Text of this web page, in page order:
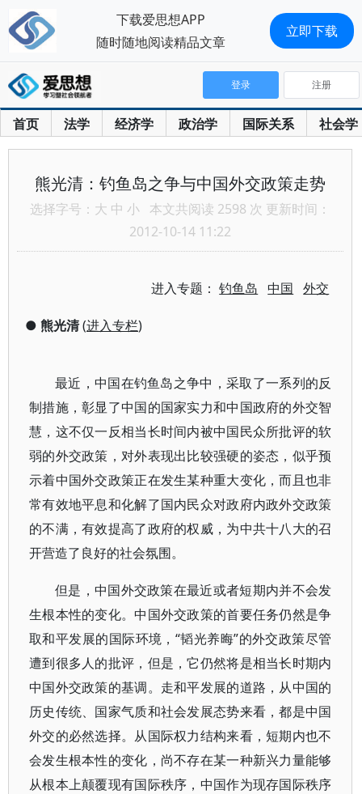
首页 法学 经济学 政治学 国际关系 社会学
登录 注册
熊光清：钓鱼岛之争与中国外交政策走势
选择字号： 大 中 小 本文共阅读 2598 次 更新时间：
2012-10-14 11:22
进入专题：钓鱼岛 中国 外交
● 熊光清(进入专栏)
最近，中国在钓鱼岛之争中，采取了一系列的反
制措施，彰显了中国的国家实力和中国政府的外交智
慧，这不仅一反相当长时间内被中国民众所批评的软
弱的外交政策，对外表现出比较强硬的姿态，似乎预
示着中国外交政策正在发生某种重大变化，而且也非
常有效地平息和化解了国内民众对政府内政外交政策
的不满，有效提高了政府的权威，为中共十八大的召
开营造了良好的社会氛围。
但是，中国外交政策在最近或者短期内并不会发
生根本性的变化。中国外交政策的首要任务仍然是争
取和平发展的国际环境，“韬光养晦”的外交政策尽管
遭到很多人的批评，但是，它仍然将是相当长时期内
中国外交政策的基调。走和平发展的道路，从中国的
历史传统、国家气质和社会发展态势来看，都是中国
外交的必然选择。从国际权力结构来看，短期内也不
会发生根本性的变化，尚不存在某一种新兴力量能够
从根本上颠覆现有国际秩序，中国作为现存国际秩序
下载爱思想APP
随时随地阅读精品文章
立即下载